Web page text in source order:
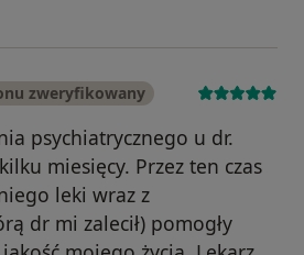
zweryfikowany
psychiatrycznego u dr.
miesięcy. Przez ten czas
leki wraz z
dr mi zalecił) pomogły